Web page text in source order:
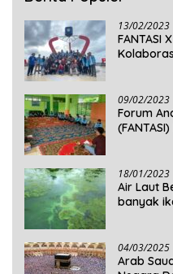
13/02/2023
FANTASI
09/02/2023
Forum
18/01/2023
Air Laut
banyak
04/03/2025
Arab